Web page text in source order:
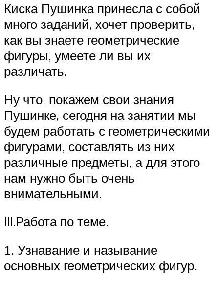
Киска Пушинка принесла с собой
много заданий, хочет проверить,
как вы знаете геометрические
фигуры, умеете ли вы их
различать.
Ну что, покажем свои знания
Пушинке, сегодня на занятии мы
будем работать с геометрическими
фигурами, составлять из них
различные предметы, а для этого
нам нужно быть очень
внимательными.
III.Работа по теме.
1. Узнавание и называние
основных геометрических фигур.